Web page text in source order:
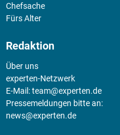
Chefsache
Fürs Alter
Redaktion
Über uns
experten-Netzwerk
E-Mail:team@experten.de
Pressemeldungen bitte an:
news@experten.de